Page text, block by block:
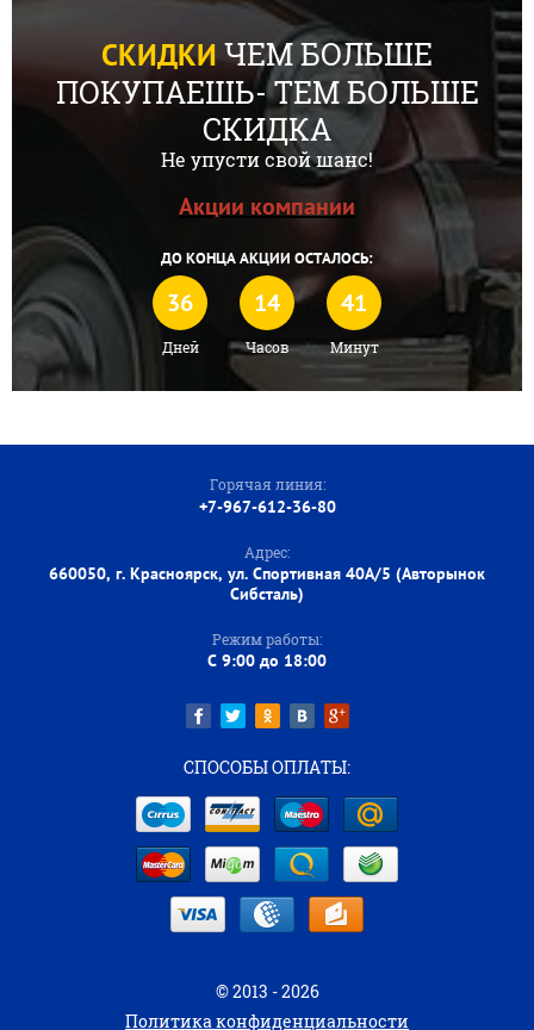
СКИДКИЧЕМ БОЛЬШЕ
ПОКУПАЕШЬ- ТЕМ БОЛЬШЕ
СКИДКА
Не упусти свой шанс!
Акции компании
ДО КОНЦА АКЦИИ ОСТАЛОСЬ:
36
Дней
14
Часов
41
Минут
Горячая линия:
+7-967-612-36-80
Адрес:
660050, г. Красноярск, ул. Спортивная 40А/5 (Авторынок
Сибсталь)
Режим работы:
C 9:00 до 18:00
СПОСОБЫ ОПЛАТЫ:
© 2013 - 2026
Политика конфиденциальности